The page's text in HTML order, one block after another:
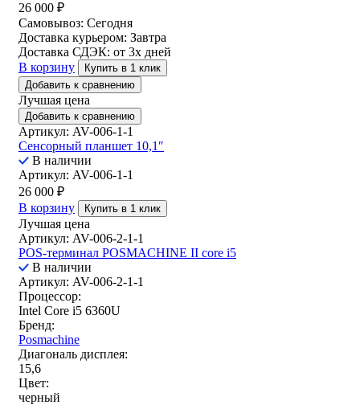
26 000 ₽
Самовывоз: Сегодня
Доставка курьером: Завтра
Доставка СДЭК: от 3х дней
В корзину
Купить в 1 клик
Добавить к сравнению
Лучшая цена
Добавить к сравнению
Артикул: AV-006-1-1
Сенсорный планшет 10,1″
В наличии
Артикул: AV-006-1-1
26 000 ₽
В корзину
Купить в 1 клик
Лучшая цена
Артикул: AV-006-2-1-1
POS-терминал POSMACHINE II core i5
В наличии
Артикул: AV-006-2-1-1
Процессор:
Intel Core i5 6360U
Бренд:
Posmachine
Диагональ дисплея:
15,6
Цвет:
черный